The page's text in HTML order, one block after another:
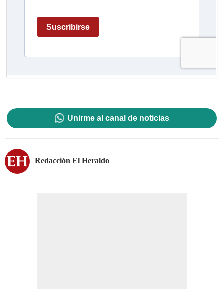
Unirme al canal de noticias
Redacción El Heraldo